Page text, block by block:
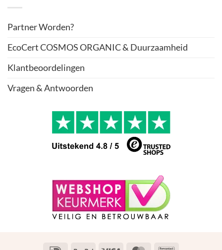
Partner Worden?
EcoCert COSMOS ORGANIC & Duurzaamheid
Klantbeoordelingen
Vragen & Antwoorden